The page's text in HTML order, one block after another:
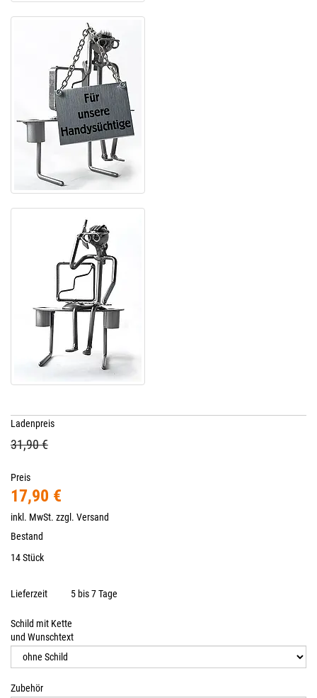
Ladenpreis
31,90 €
Preis
17,90 €
inkl. MwSt. zzgl. Versand
Bestand
14 Stück
Lieferzeit 5 bis 7 Tage
Schild mit Kette
und Wunschtext
Zubehör